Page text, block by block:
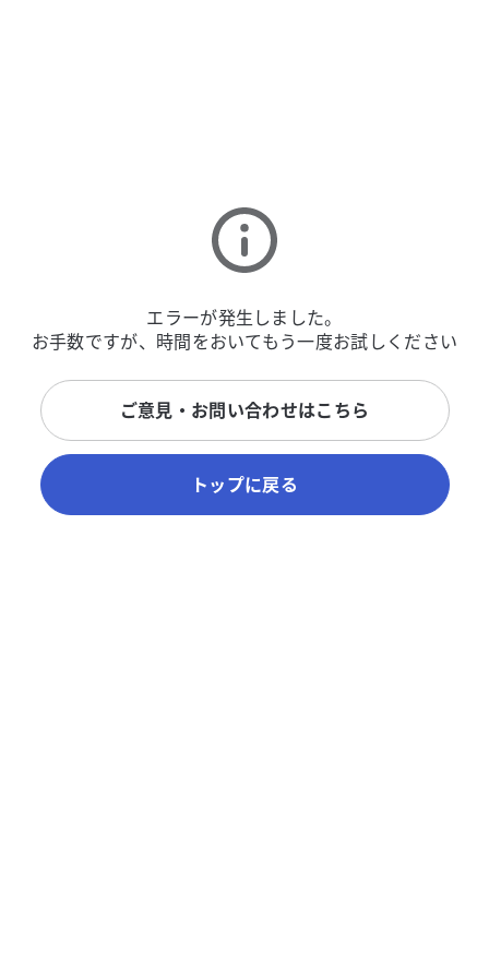
エラーが発生しました。
お手数ですが、時間をおいてもう一度お試しください
ご意見・お問い合わせはこちら
トップに戻る